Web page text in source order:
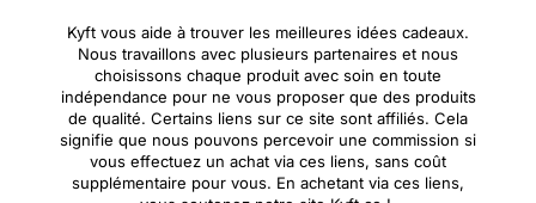
Kyft vous aide à trouver les meilleures idées cadeaux.
Nous travaillons avec plusieurs partenaires et nous
choisissons chaque produit avec soin en toute
indépendance pour ne vous proposer que des produits
de qualité. Certains liens sur ce site sont affiliés. Cela
signifie que nous pouvons percevoir une commission si
vous effectuez un achat via ces liens, sans coût
supplémentaire pour vous. En achetant via ces liens,